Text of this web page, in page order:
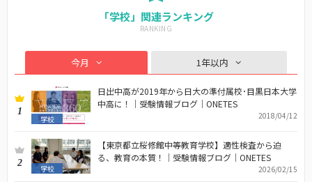
「学校」関連ランキング
今月 1年以内
1
学校
日出中高が2019年から日大の準付属校･目黒日本大学
中高に！｜受験情報ブログ｜ONETES
2018/04/12
2 学校
【東京都立桜修館中等教育学校】適性検査から迫
る、教育の本質！｜受験情報ブログ｜ONETES
2026/02/15